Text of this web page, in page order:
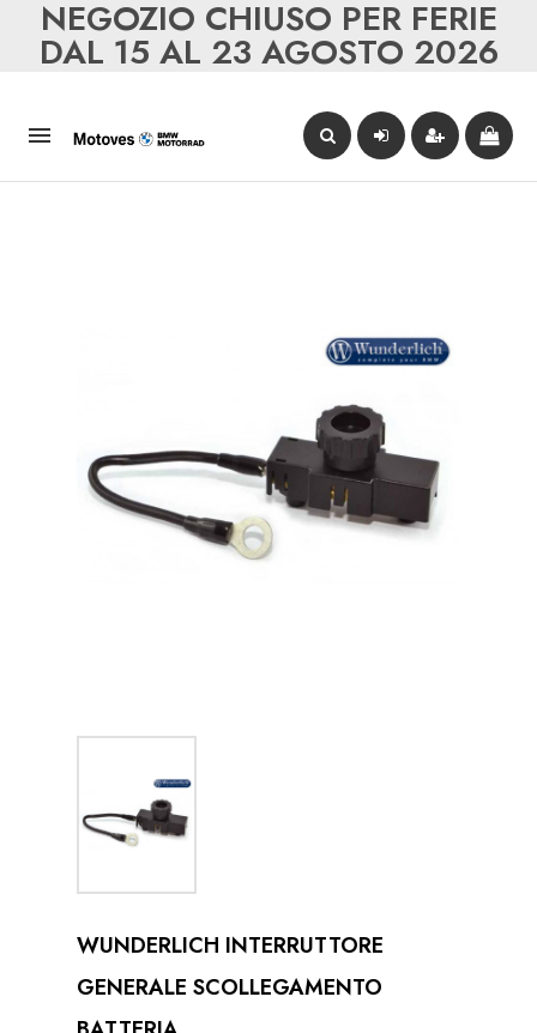
NEGOZIO CHIUSO PER FERIE
DAL 15 AL 23 AGOSTO 2026

WUNDERLICH INTERRUTTORE
GENERALE SCOLLEGAMENTO